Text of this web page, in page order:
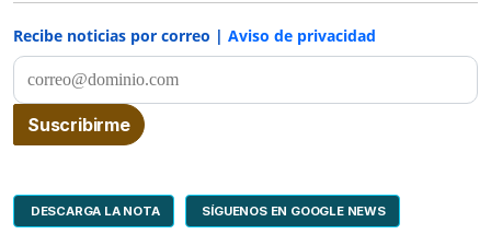
Recibe noticias por correo | Aviso de privacidad
DESCARGA LA NOTA SÍGUENOS EN GOOGLE NEWS